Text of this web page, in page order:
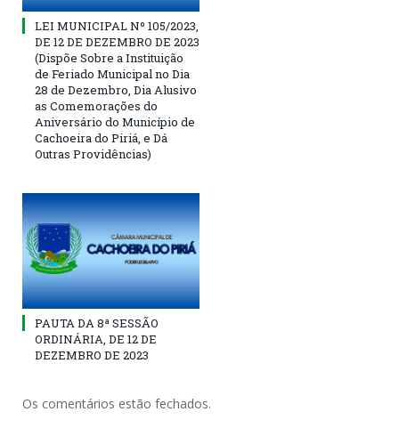
LEI MUNICIPAL Nº 105/2023,
DE 12 DE DEZEMBRO DE 2023
(Dispõe Sobre a Instituição
de Feriado Municipal no Dia
28 de Dezembro, Dia Alusivo
as Comemorações do
Aniversário do Município de
Cachoeira do Piriá, e Dá
Outras Providências)
PAUTA DA 8ª SESSÃO
ORDINÁRIA, DE 12 DE
DEZEMBRO DE 2023
Os comentários estão fechados.